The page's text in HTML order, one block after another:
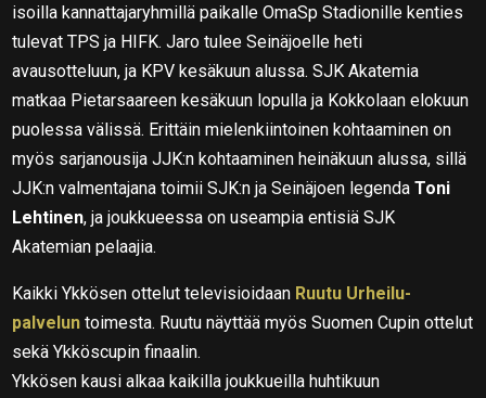
isoilla kannattajaryhmillä paikalle OmaSp Stadionille kenties
tulevat TPS ja HIFK. Jaro tulee Seinäjoelle heti
avausotteluun, ja KPV kesäkuun alussa. SJK Akatemia
matkaa Pietarsaareen kesäkuun lopulla ja Kokkolaan elokuun
puolessa välissä. Erittäin mielenkiintoinen kohtaaminen on
myös sarjanousija JJK:n kohtaaminen heinäkuun alussa, sillä
JJK:n valmentajana toimii SJK:n ja Seinäjoen legendaToni
Lehtinen, ja joukkueessa on useampia entisiä SJK
Akatemian pelaajia.
Kaikki Ykkösen ottelut televisioidaan Ruutu Urheilu-
palvelun toimesta. Ruutu näyttää myös Suomen Cupin ottelut
sekä Ykköscupin finaalin.
Ykkösen kausi alkaa kaikilla joukkueilla huhtikuun